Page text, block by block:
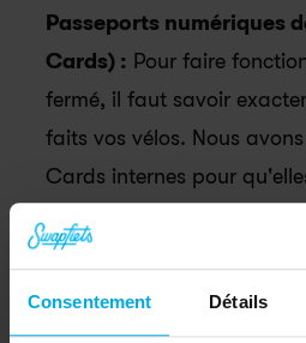
Consentement Détails
Passeports numériques
Cards) : Pour faire
fermé, il faut savoir
faits vos vélos. Nous
Cards internes pour
passeports numériques
en suivant les données au
compris la composition
(% de composants